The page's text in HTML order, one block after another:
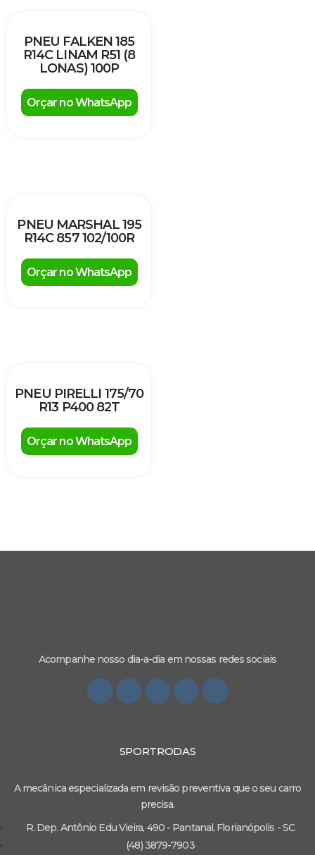
PNEU FALKEN 185
R14C LINAM R51 (8
LONAS) 100P
Orçar no WhatsApp
PNEU MARSHAL 195
R14C 857 102/100R
Orçar no WhatsApp
PNEU PIRELLI 175/70
R13 P400 82T
Orçar no WhatsApp
Acompanhe nosso dia-a-dia em nossas redes sociais
SPORTRODAS
A mecânica especializada em revisão preventiva que o seu carro
precisa.
R. Dep. Antônio Edu Vieira, 490 - Pantanal, Florianópolis - SC
(48) 3879-7903